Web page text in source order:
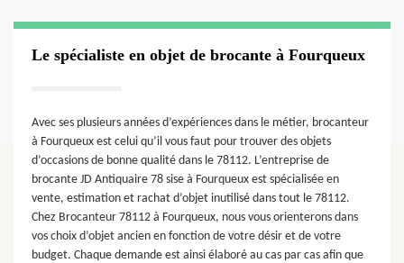
Le spécialiste en objet de brocante à Fourqueux
Avec ses plusieurs années d’expériences dans le métier, brocanteur
à Fourqueux est celui qu’il vous faut pour trouver des objets
d’occasions de bonne qualité dans le 78112. L’entreprise de
brocante JD Antiquaire 78 sise à Fourqueux est spécialisée en
vente, estimation et rachat d’objet inutilisé dans tout le 78112.
Chez Brocanteur 78112 à Fourqueux, nous vous orienterons dans
vos choix d’objet ancien en fonction de votre désir et de votre
budget. Chaque demande est ainsi élaboré au cas par cas afin que